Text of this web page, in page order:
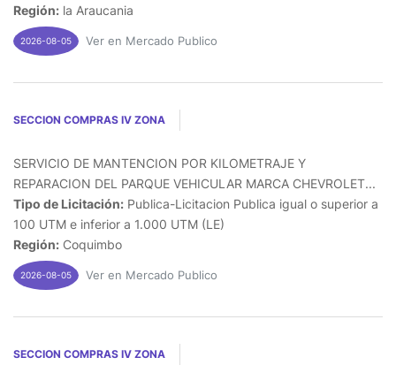
Región: la Araucania
2026-08-05 Ver en Mercado Publico
SECCION COMPRAS IV ZONA
SERVICIO DE MANTENCION POR KILOMETRAJE Y
REPARACION DEL PARQUE VEHICULAR MARCA CHEVROLET...
Tipo de Licitación: Publica-Licitacion Publica igual o superior a
100 UTM e inferior a 1.000 UTM (LE)
Región: Coquimbo
2026-08-05 Ver en Mercado Publico
SECCION COMPRAS IV ZONA